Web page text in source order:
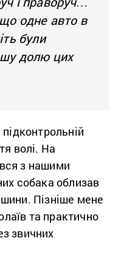
що одне авто в
були
долю цих
волі. На
з нашими
собака облизав
Пізніше мене
та практично
звичних